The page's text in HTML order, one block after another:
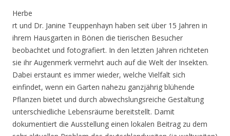
Herbe
rt und Dr. Janine Teuppenhayn haben seit über 15 Jahren in
ihrem Hausgarten in Bönen die tierischen Besucher
beobachtet und fotografiert. In den letzten Jahren richteten
sie ihr Augenmerk vermehrt auch auf die Welt der Insekten.
Dabei erstaunt es immer wieder, welche Vielfalt sich
einfindet, wenn ein Garten nahezu ganzjährig blühende
Pflanzen bietet und durch abwechslungsreiche Gestaltung
unterschiedliche Lebensräume bereitstellt. Damit
dokumentiert die Ausstellung einen lokalen Beitrag zu dem